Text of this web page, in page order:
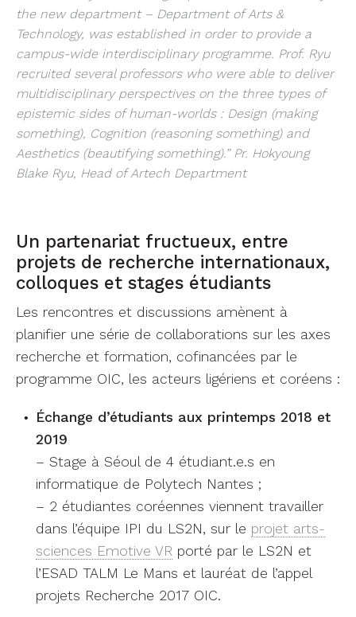
Un partenariat fructueux, entre
projets de recherche internationaux,
colloques et stages étudiants
Les rencontres et discussions amènent à
planifier une série de collaborations sur les axes
recherche et formation, cofinancées par le
Échange d’étudiants aux printemps 2018 et
2019
– Stage à Séoul de 4 étudiant.e.s en
informatique de Polytech Nantes ;
– 2 étudiantes coréennes viennent travailler
dans l’équipe IPI du LS2N, sur le projet arts-
sciences Emotive VR porté par le LS2N et
l’ESAD TALM Le Mans et lauréat de l’appel
projets Recherche 2017 OIC.